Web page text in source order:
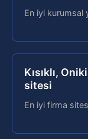
En iyi kurumsal
Kısıklı,
sitesi
En iyi firma